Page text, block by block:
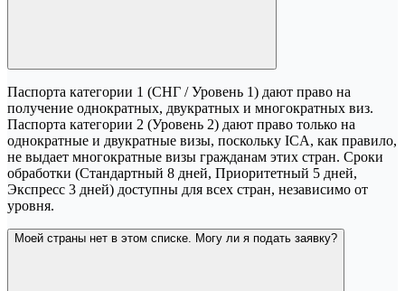
Паспорта категории 1 (СНГ / Уровень 1) дают право на
получение однократных, двукратных и многократных виз.
Паспорта категории 2 (Уровень 2) дают право только на
однократные и двукратные визы, поскольку ICA, как правило,
не выдает многократные визы гражданам этих стран. Сроки
обработки (Стандартный 8 дней, Приоритетный 5 дней,
Экспресс 3 дней) доступны для всех стран, независимо от
уровня.
Моей страны нет в этом списке. Могу ли я подать заявку?